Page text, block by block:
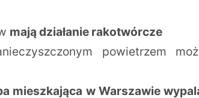
mają działanie rakotwórcze
powietrzem
mieszkająca w Warszawie